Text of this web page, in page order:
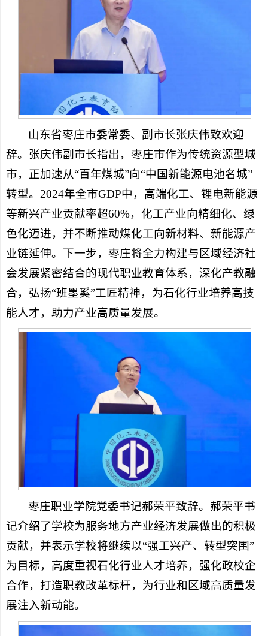
山东省枣庄市委常委、副市长张庆伟致欢迎
辞。张庆伟副市长指出，枣庄市作为传统资源型城
市，正加速从“百年煤城”向“中国新能源电池名城”
转型。2024年全市GDP中，高端化工、锂电新能源
等新兴产业贡献率超60%，化工产业向精细化、绿
色化迈进，并不断推动煤化工向新材料、新能源产
业链延伸。下一步，枣庄将全力构建与区域经济社
会发展紧密结合的现代职业教育体系，深化产教融
合，弘扬“班墨奚”工匠精神，为石化行业培养高技
能人才，助力产业高质量发展。
枣庄职业学院党委书记郝荣平致辞。郝荣平书
记介绍了学校为服务地方产业经济发展做出的积极
贡献，并表示学校将继续以“强工兴产、转型突围”
为目标，高度重视石化行业人才培养，强化政校企
合作，打造职教改革标杆，为行业和区域高质量发
展注入新动能。